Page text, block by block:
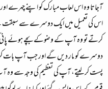
آجاتا وہ اس لعاب مبارک کو اپنے چہرے
اس کی تعمیل میں ایک دوسرے سے
کرتے تو وہ آپ کے وضوکے بچے ہوئے پانی
دوسرے کو مار دیں گے اور جب آپ بات
پست کر لیتے، آپ کی تعظیم کی وجہ سے وہ آ